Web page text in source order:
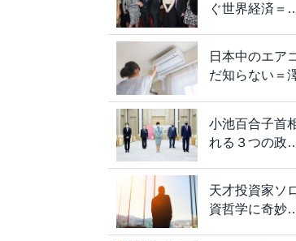
ぐ世界経済＝
日本中のエア
だ知らない＝
小池百合子首
れる３つの政
天才投資家ソ
資哲学に奇妙